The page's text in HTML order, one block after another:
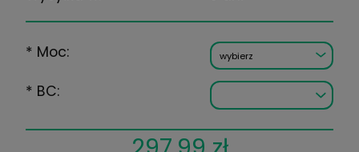
(0 Opinii)